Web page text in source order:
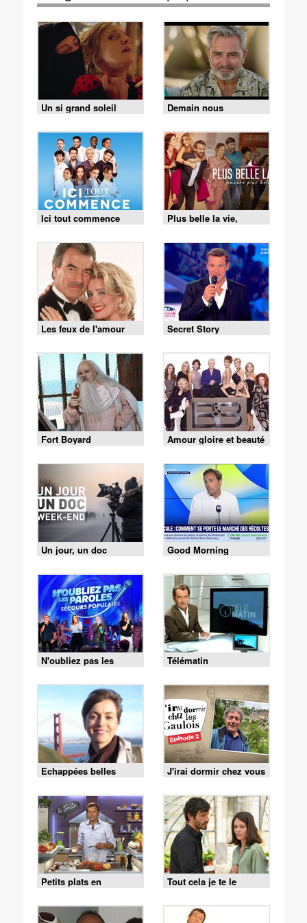
Un si grand soleil Demain nous
appartient
Ici tout commence Plus belle la vie,
encore plus belle
Les feux de l'amour Secret Story
Fort Boyard Amour gloire et beauté
Un jour, un doc Good Morning
Business
N'oubliez pas les
paroles
Télématin
Echappées belles J'irai dormir chez vous
Petits plats en
équilibre
Tout cela je te le
donnerai